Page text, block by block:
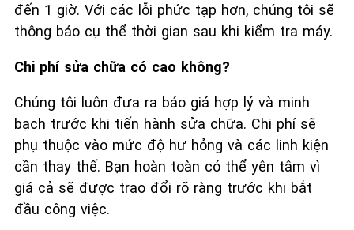
đến 1 giờ. Với các lỗi phức tạp hơn, chúng tôi sẽ
thông báo cụ thể thời gian sau khi kiểm tra máy.
Chi phí sửa chữa có cao không?
Chúng tôi luôn đưa ra báo giá hợp lý và minh
bạch trước khi tiến hành sửa chữa. Chi phí sẽ
phụ thuộc vào mức độ hư hỏng và các linh kiện
cần thay thế. Bạn hoàn toàn có thể yên tâm vì
giá cả sẽ được trao đổi rõ ràng trước khi bắt
đầu công việc.